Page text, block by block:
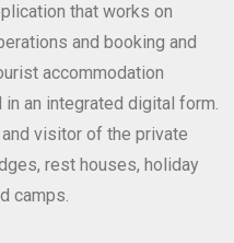
that works on
and booking and
accommodation
an integrated digital form.
visitor of the private
rest houses, holiday
camps.